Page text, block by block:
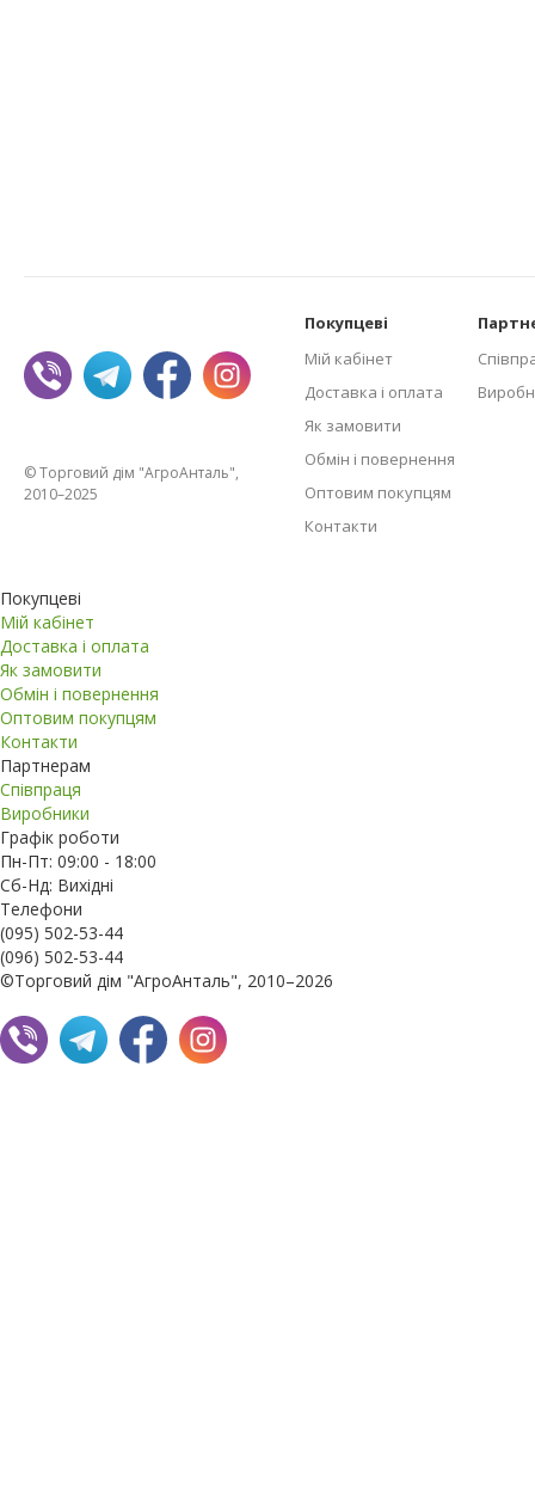
© Торговий дім "АгроАнталь",
2010–2025
Покупцеві
Мій кабінет
Доставка і оплата
Як замовити
Обмін і повернення
Оптовим покупцям
Контакти
Покупцеві
Мій кабінет
Доставка і оплата
Як замовити
Обмін і повернення
Оптовим покупцям
Контакти
Партнерам
Співпраця
Виробники
Графік роботи
Пн-Пт: 09:00 - 18:00
Сб-Нд: Вихідні
Телефони
(095) 502-53-44
(096) 502-53-44
©Торговий дім "АгроАнталь", 2010–2026